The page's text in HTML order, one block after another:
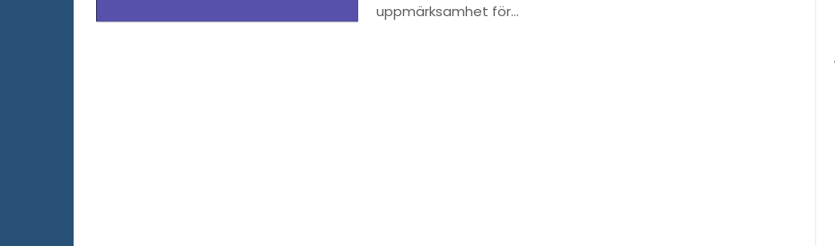
uppmärksamhet för…